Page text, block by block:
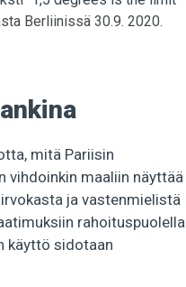
Berliinissä 30.9. 2020.
mitä Pariisin
vihdoinkin maaliin näyttää
ja vastenmielistä
rahoituspuolella
käyttö sidotaan